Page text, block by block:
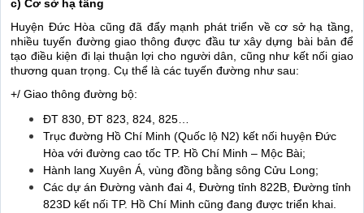
c) Cơ sở hạ tầng
Huyện Đức Hòa cũng đã đẩy mạnh phát triển về cơ sở hạ tầng,
nhiều tuyến đường giao thông được đầu tư xây dựng bài bản để
tạo điều kiện đi lại thuận lợi cho người dân, cũng như kết nối giao
thương quan trọng. Cụ thể là các tuyến đường như sau:
+/ Giao thông đường bộ:
ĐT 830, ĐT 823, 824, 825…
Trục đường Hồ Chí Minh (Quốc lộ N2) kết nối huyện Đức
Hòa với đường cao tốc TP. Hồ Chí Minh – Mộc Bài;
Hành lang Xuyên Á, vùng đồng bằng sông Cửu Long;
Các dự án Đường vành đai 4, Đường tỉnh 822B, Đường tỉnh
823D kết nối TP. Hồ Chí Minh cũng đang được triển khai.